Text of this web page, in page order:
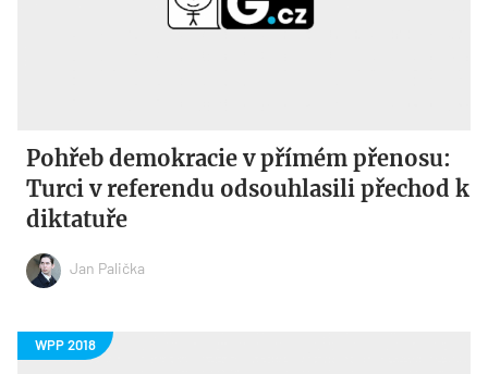
Pohřeb demokracie v přímém přenosu:
Turci v referendu odsouhlasili přechod k
diktatuře
Jan Palička